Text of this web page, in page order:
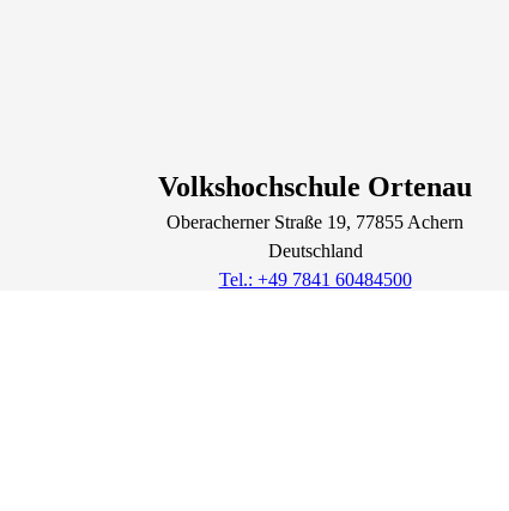
Volkshochschule Ortenau
Oberacherner Straße 19, 77855 Achern
Deutschland
Tel.: +49 7841 60484500